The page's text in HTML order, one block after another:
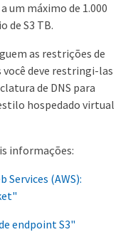
um máximo de 1.000
de S3 TB.
as restrições de
você deve restringi-las
de DNS para
hospedado virtual
informações:
Services (AWS):
endpoint S3"